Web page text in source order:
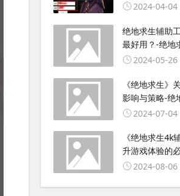
2024-04-04
绝地求生辅助
最好用？-绝地
2024-05-26
《绝地求生》
影响与策略-绝
2024-07-04
《绝地求生4k
升游戏体验的
2024-08-06